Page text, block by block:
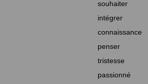
souhaiter
intégrer
connaissance
penser
tristesse
passionné